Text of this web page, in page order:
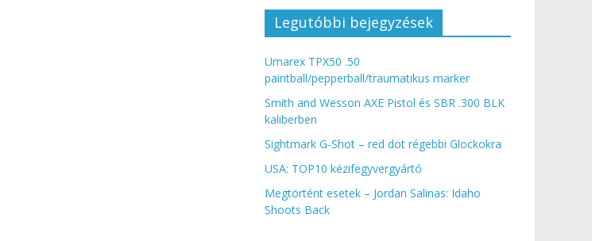
Legutóbbi bejegyzések
Umarex TPX50 .50
paintball/pepperball/traumatikus marker
Smith and Wesson AXE Pistol és SBR .300 BLK
kaliberben
Sightmark G-Shot – red dot régebbi Glockokra
USA: TOP10 kézifegyvergyártó
Megtörtént esetek – Jordan Salinas: Idaho
Shoots Back